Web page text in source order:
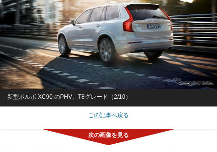
新型ボルボ XC90 のPHV、T8グレード（2/10）
この記事へ戻る